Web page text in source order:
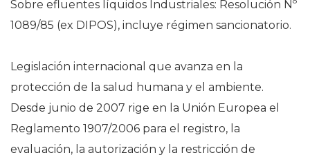
Sobre efluentes líquidos Industriales: Resolución Nº
1089/85 (ex DIPOS), incluye régimen sancionatorio.
Legislación internacional que avanza en la
protección de la salud humana y el ambiente.
Desde junio de 2007 rige en la Unión Europea el
Reglamento 1907/2006 para el registro, la
evaluación, la autorización y la restricción de